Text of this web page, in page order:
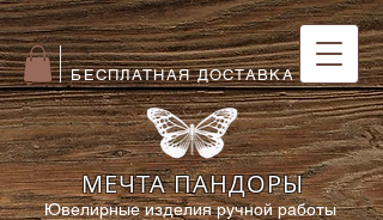
МЕЧТА ПАНДОРЫ
Ювелирные изделия ручной работы
БЕСПЛАТНАЯ ДОСТАВКА